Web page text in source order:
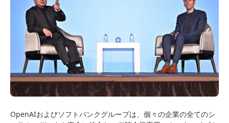
OpenAIおよびソフトバンクグループは、個々の企業の全てのシ